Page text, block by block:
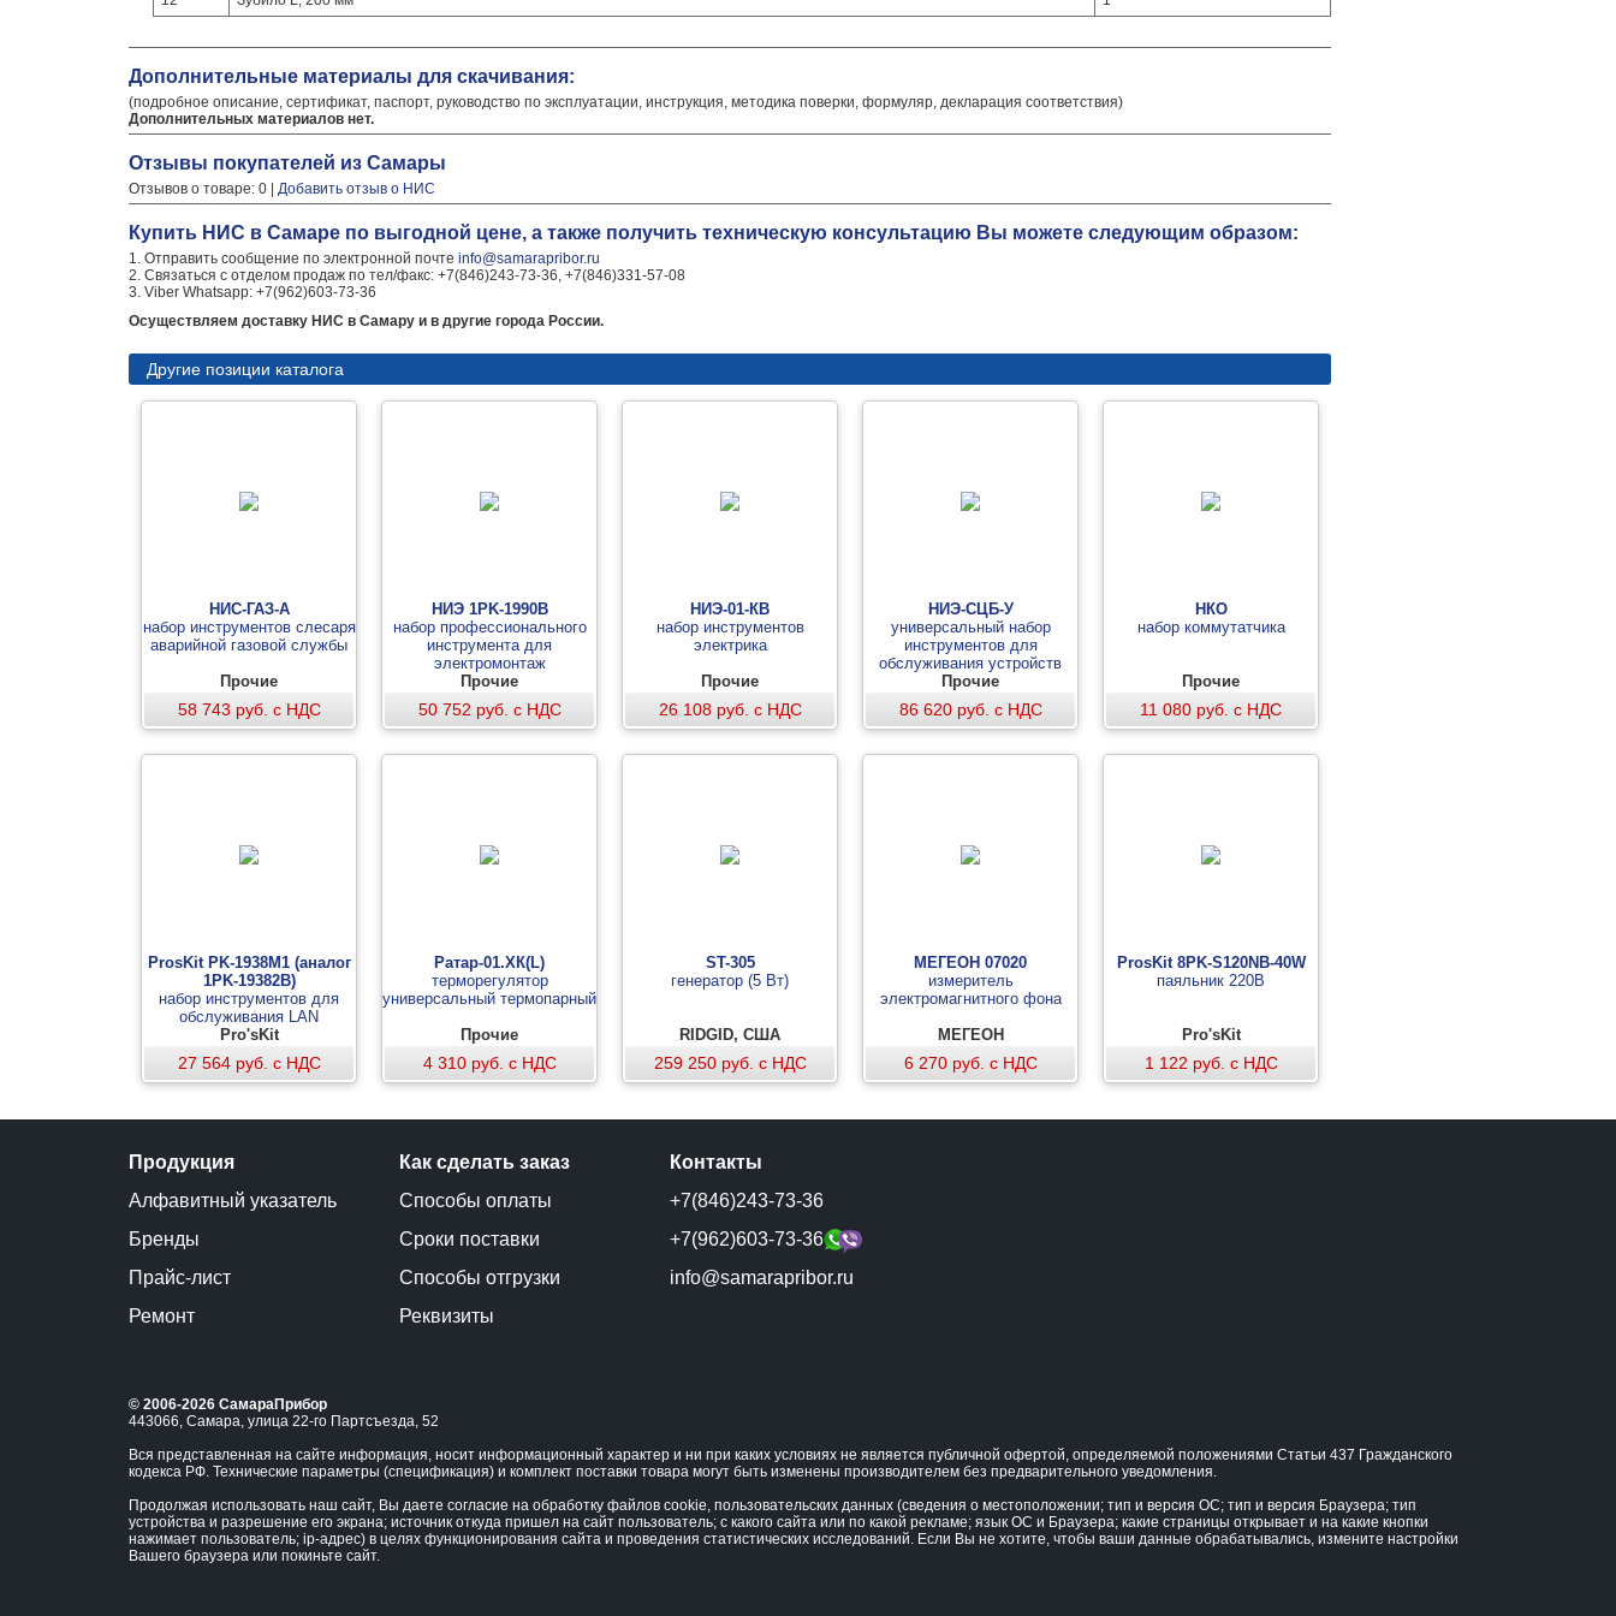
Дополнительные материалы для скачивания:
(подробное описание, сертификат, паспорт, руководство по эксплуатации, инструкция, методика поверки, формуляр, декларация соответствия)
Дополнительных материалов нет.
Отзывы покупателей из Самары
Отзывов о товаре: 0 | Добавить отзыв о НИС
Купить НИС в Самаре по выгодной цене, а также получить техническую консультацию Вы можете следующим образом:
1. Отправить сообщение по электронной почте info@samarapribor.ru
2. Связаться с отделом продаж по тел/факс: +7(846)243-73-36, +7(846)331-57-08
3. Viber Whatsapp: +7(962)603-73-36
Осуществляем доставку НИС в Самару и в другие города России.
Другие позиции каталога
НИС-ГАЗ-А
набор инструментов слесаря
аварийной газовой службы
Прочие
58 743 руб. с НДС
НИЭ 1PK-1990B
набор профессионального
инструмента для
электромонтаж
Прочие
50 752 руб. с НДС
НИЭ-01-КВ
набор инструментов
электрика
Прочие
26 108 руб. с НДС
НИЭ-СЦБ-У
универсальный набор
инструментов для
обслуживания устройств
СЦБ (типа УНИ-ШН)
Прочие
86 620 руб. с НДС
НКО
набор коммутатчика
Прочие
11 080 руб. с НДС
ProsKit PK-1938M1 (аналог
1PK-19382B)
набор инструментов для
обслуживания LAN
Pro'sKit
27 564 руб. с НДС
Ратар-01.ХК(L)
терморегулятор
универсальный термопарный
Прочие
4 310 руб. с НДС
ST-305
генератор (5 Вт)
RIDGID, США
259 250 руб. с НДС
МЕГЕОН 07020
измеритель
электромагнитного фона
МЕГЕОН
6 270 руб. с НДС
ProsKit 8PK-S120NB-40W
паяльник 220В
Pro'sKit
1 122 руб. с НДС
Продукция
Алфавитный указатель
Бренды
Прайс-лист
Ремонт
Как сделать заказ
Способы оплаты
Сроки поставки
Способы отгрузки
Реквизиты
Контакты
+7(846)243-73-36
+7(962)603-73-36
info@samarapribor.ru
© 2006-2026 СамараПрибор
443066, Самара, улица 22-го Партсъезда, 52
Вся представленная на сайте информация, носит информационный характер и ни при каких условиях не является публичной офертой, определяемой положениями Статьи 437 Гражданского
кодекса РФ. Технические параметры (спецификация) и комплект поставки товара могут быть изменены производителем без предварительного уведомления.
Продолжая использовать наш сайт, Вы даете согласие на обработку файлов cookie, пользовательских данных (сведения о местоположении; тип и версия ОС; тип и версия Браузера; тип
устройства и разрешение его экрана; источник откуда пришел на сайт пользователь; с какого сайта или по какой рекламе; язык ОС и Браузера; какие страницы открывает и на какие кнопки
нажимает пользователь; ip-адрес) в целях функционирования сайта и проведения статистических исследований. Если Вы не хотите, чтобы ваши данные обрабатывались, измените настройки
Вашего браузера или покиньте сайт.